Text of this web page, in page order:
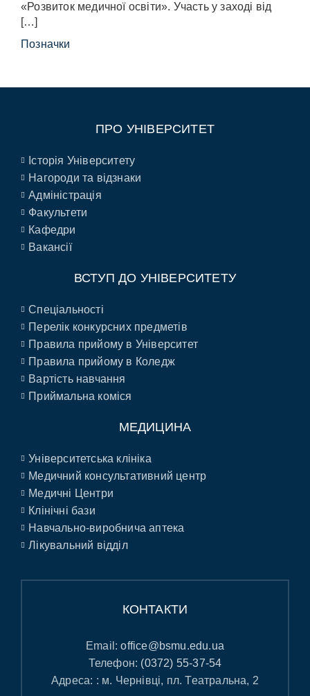
«Розвиток медичної освіти». Участь у заході від
[…]
Позначки
ПРО УНІВЕРСИТЕТ
Історія Університету
Нагороди та відзнаки
Адміністрація
Факультети
Кафедри
Вакансії
ВСТУП ДО УНІВЕРСИТЕТУ
Спеціальності
Перелік конкурсних предметів
Правила прийому в Університет
Правила прийому в Коледж
Вартість навчання
Приймальна коміся
МЕДИЦИНА
Університетська клініка
Медичний консультативний центр
Медичні Центри
Клінічні бази
Навчально-виробнича аптека
Лікувальний відділ
КОНТАКТИ
Email:office@bsmu.edu.ua
Телефон: (0372) 55-37-54
Адреса: : м. Чернівці, пл. Театральна, 2